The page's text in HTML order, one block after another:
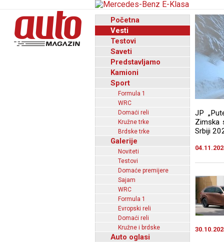
Početna
Vesti
Testovi
Saveti
Predstavljamo
Kamioni
Sport
Formula 1
WRC
Domaći reli
Kružne trke
Brdske trke
Galerije
Noviteti
Testovi
Domaće premijere
Sajam
WRC
Formula 1
Evropski reli
Domaći reli
Kružne i brdske
Auto oglasi
JP
Zimska
Srbiji